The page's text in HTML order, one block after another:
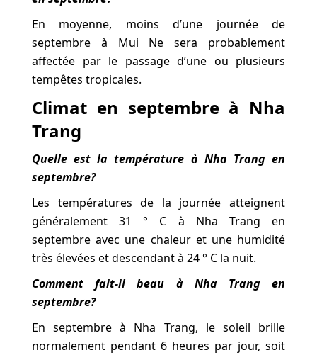
En moyenne, moins d’une journée de
septembre à Mui Ne sera probablement
affectée par le passage d’une ou plusieurs
tempêtes tropicales.
Climat en septembre à Nha
Trang
Quelle est la température à Nha Trang en
septembre?
Les températures de la journée atteignent
généralement 31 ° C à Nha Trang en
septembre avec une chaleur et une humidité
très élevées et descendant à 24 ° C la nuit.
Comment fait-il beau à Nha Trang en
septembre?
En septembre à Nha Trang, le soleil brille
normalement pendant 6 heures par jour, soit